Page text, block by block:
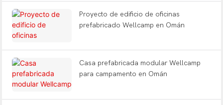
Proyecto de edificio de oficinas
prefabricado Wellcamp en Omán
Casa prefabricada modular Wellcamp
para campamento en Omán